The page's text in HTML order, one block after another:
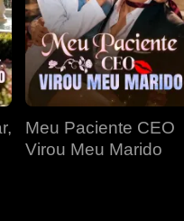
Meu Paciente CEO
Virou Meu Marido